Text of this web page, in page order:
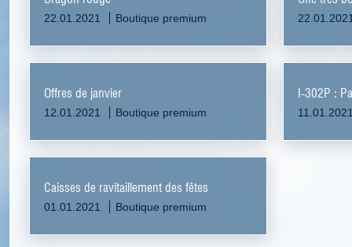
22.01.2021 Boutique premium
Offres de janvier
12.01.2021 Boutique premium
I-302P :
Caisses de ravitaillement des fêtes
01.01.2021 Boutique premium